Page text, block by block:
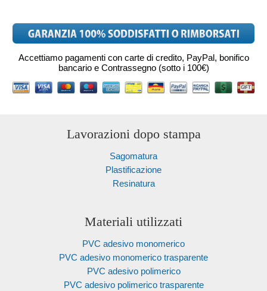
Accettiamo pagamenti con carte di credito, PayPal, bonifico
bancario e Contrassegno (sotto i 100€)
Lavorazioni dopo stampa
Sagomatura
Plastificazione
Resinatura
Materiali utilizzati
PVC adesivo monomerico
PVC adesivo monomerico trasparente
PVC adesivo polimerico
PVC adesivo polimerico trasparente